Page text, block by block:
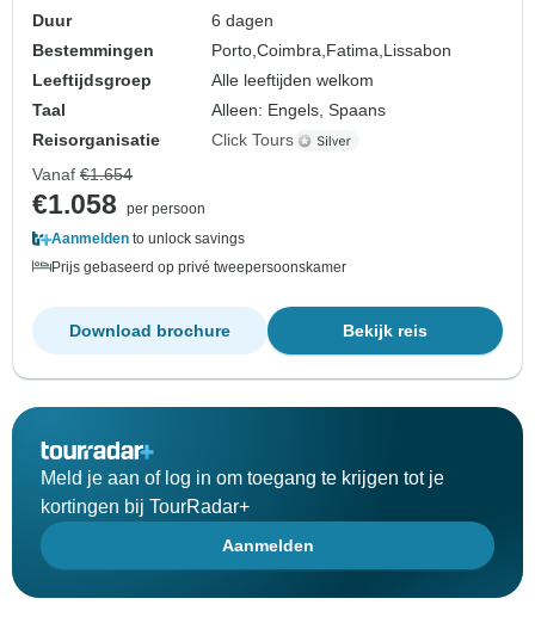
Duur
6 dagen
Bestemmingen
Porto,Coimbra, Fatima, Lissabon
Leeftijdsgroep
Alle leeftijden welkom
Taal
Alleen: Engels, Spaans
Reisorganisatie
Click Tours
Vanaf €1.654
€1.058
per persoon
Aanmelden to unlock savings
Prijs gebaseerd op privé tweepersoonskamer
Bekijk reis
Download brochure
Meld je aan of log in om toegang te krijgen tot je
kortingen bij TourRadar+
Aanmelden